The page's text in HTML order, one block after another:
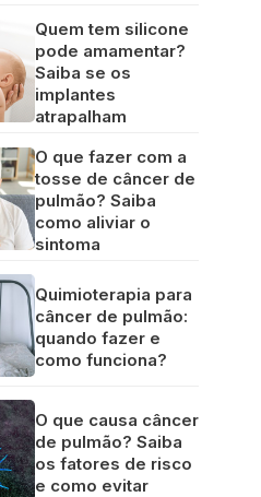
Quem tem silicone
pode amamentar?
Saiba se os
implantes
atrapalham
O que fazer com a
tosse de câncer de
pulmão? Saiba
como aliviar o
sintoma
Quimioterapia para
câncer de pulmão:
quando fazer e
como funciona?
O que causa câncer
de pulmão? Saiba
os fatores de risco
e como evitar